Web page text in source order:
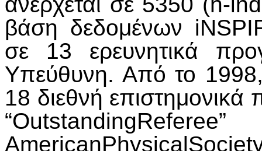
βάση δεδομένων
σε 13 ερευνητικά
Υπεύθυνη. Από το
18 διεθνή επιστημονικά